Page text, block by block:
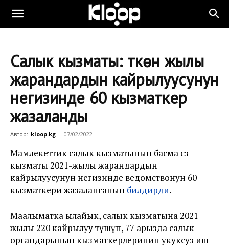
Салык кызматы: Өткөн жылы
жарандардын кайрылуусунун
негизинде 60 кызматкер
жазаланды
Автор: kloop.kg - 07/02/2022
Мамлекеттик салык кызматынын басма сөз
кызматы 2021-жылы жарандардын
кайрылуусунун негизинде ведомствонун 60
кызматкери жазаланганын билдирди.
Маалыматка ылайык, салык кызматына 2021
жылы 220 кайрылуу түшүп, 77 арызда салык
органдарынын кызматкерлеринин укуксуз иш-